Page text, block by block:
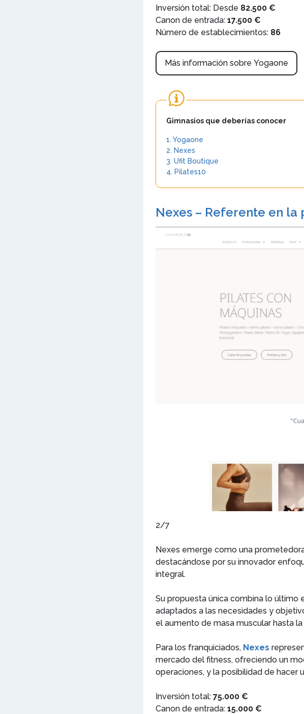
Inversión total: Desde 82.500 €
Canon de entrada: 17.500 €
Número de establecimientos: 86
Más información sobre Yogaone
Gimnasios que deberías conocer
1. Yogaone
2. Nexes
3. Ufit Boutique
4. Pilates10
Nexes – Referente en
2/7
Nexes emerge como una
destacándose por su innovador
integral.
Su propuesta única combina lo
adaptados a las necesidades y
el aumento de masa muscular hasta
Para los franquiciados, Nexes
mercado del fitness, ofreciendo un
operaciones, y la posibilidad de hacer
Inversión total: 75.000 €
Canon de entrada: 15.000 €